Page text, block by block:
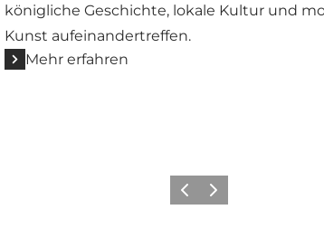
königliche Geschichte, lokale Kultur und
Kunst aufeinandertreffen.
Mehr erfahren
ZurückWeiter